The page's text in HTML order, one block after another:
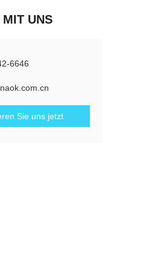
UNS
6646
Sie uns jetzt